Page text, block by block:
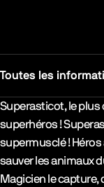
Toutes les
Synopsys &
Superasticot, le plus
superhéros !
supermusclé !
sauver les animaux
Magicien le capture,